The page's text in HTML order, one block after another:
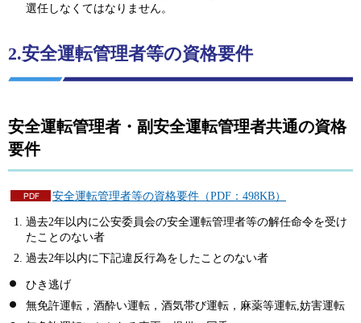
選任しなくてはなりません。
2.安全運転管理者等の資格要件
安全運転管理者・副安全運転管理者共通の資格
要件
安全運転管理者等の資格要件（PDF：498KB）
過去2年以内に公安委員会の安全運転管理者等の解任命令を受け
たことのない者
過去2年以内に下記違反行為をしたことのない者
ひき逃げ
無免許運転，酒酔い運転，酒気帯び運転，麻薬等運転,妨害運転